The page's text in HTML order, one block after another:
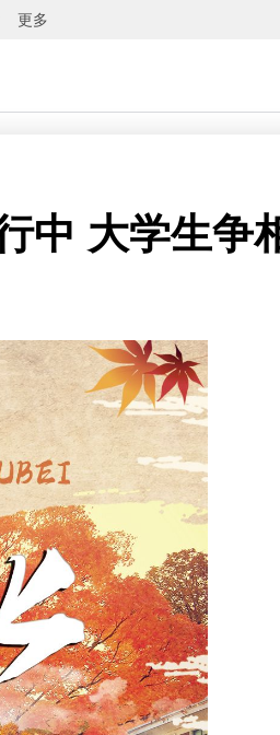
更多
中 大学生争